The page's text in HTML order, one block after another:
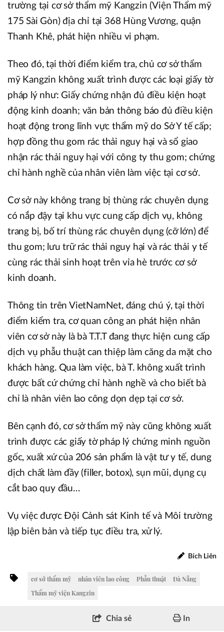
trường tại cơ sở thẩm mỹ Kangzin (Viện Thẩm mỹ
175 Sài Gòn) địa chỉ tại 368 Hùng Vương, quận
Thanh Khê, phát hiện nhiều vi phạm.
Theo đó, tại thời điểm kiểm tra, chủ cơ sở thẩm
mỹ Kangzin không xuất trình được các loại giấy tờ
pháp lý như: Giấy chứng nhận đủ điều kiện hoạt
động kinh doanh; văn bản thông báo đủ điều kiện
hoạt động trong lĩnh vực thẩm mỹ do Sở Y tế cấp;
hợp đồng thu gom rác thải nguy hại và sổ giao
nhận rác thải nguy hại với công ty thu gom; chứng
chỉ hành nghề của nhân viên làm việc tại cơ sở.
Cơ sở này không trang bị thùng rác chuyên dụng
có nắp đậy tại khu vực cung cấp dịch vụ, không
trang bị, bố trí thùng rác chuyên dụng (cỡ lớn) để
thu gom; lưu trữ rác thải nguy hại và rác thải y tế
cùng rác thải sinh hoạt trên vỉa hè trước cơ sở
kinh doanh.
Thông tin trên VietNamNet, đáng chú ý, tại thời
điểm kiểm tra, cơ quan công an phát hiện nhân
viên cơ sở này là bà T.T.T đang thực hiện cung cấp
dịch vụ phẫu thuật can thiệp làm căng da mặt cho
khách hàng. Qua làm việc, bà T. không xuất trình
được bất cứ chứng chỉ hành nghề và cho biết bà
chỉ là nhân viên lao công dọn dẹp tại cơ sở.
Bên cạnh đó, cơ sở thẩm mỹ này cũng không xuất
trình được các giấy tờ pháp lý chứng minh nguồn
gốc, xuất xứ của 206 sản phẩm là vật tư y tế, dung
dịch chất làm đầy (filler, botox), sụn mũi, dụng cụ
cắt bao quy đầu…
Vụ việc được Đội Cảnh sát Kinh tế và Môi trường
lập biên bản và tiếp tục điều tra, xử lý.
Bích Liên
cơ sở thẩm mỹ nhân viên lao công Phẫu thuật
Đà Nẵng
Thẩm mỹ viện Kangzin
Chia sẻ In